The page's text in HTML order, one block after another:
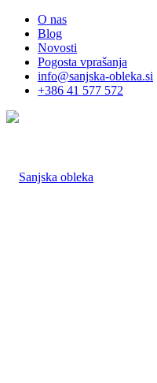
O nas
Blog
Novosti
Pogosta vprašanja
info@sanjska-obleka.si
+386 41 577 572